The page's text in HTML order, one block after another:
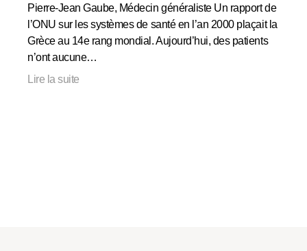
Pierre-Jean Gaube, Médecin généraliste Un rapport de
l’ONU sur les systèmes de santé en l’an 2000 plaçait la
Grèce au 14e rang mondial. Aujourd’hui, des patients
n’ont aucune…
Lire la suite